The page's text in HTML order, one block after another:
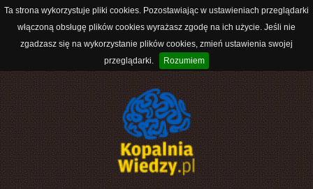
Ta strona wykorzystuje pliki cookies. Pozostawiając w ustawieniach przeglądarki
włączoną obsługę plików cookies wyrażasz zgodę na ich użycie. Jeśli nie
zgadzasz się na wykorzystanie plików cookies, zmień ustawienia swojej
przeglądarki.
Rozumiem